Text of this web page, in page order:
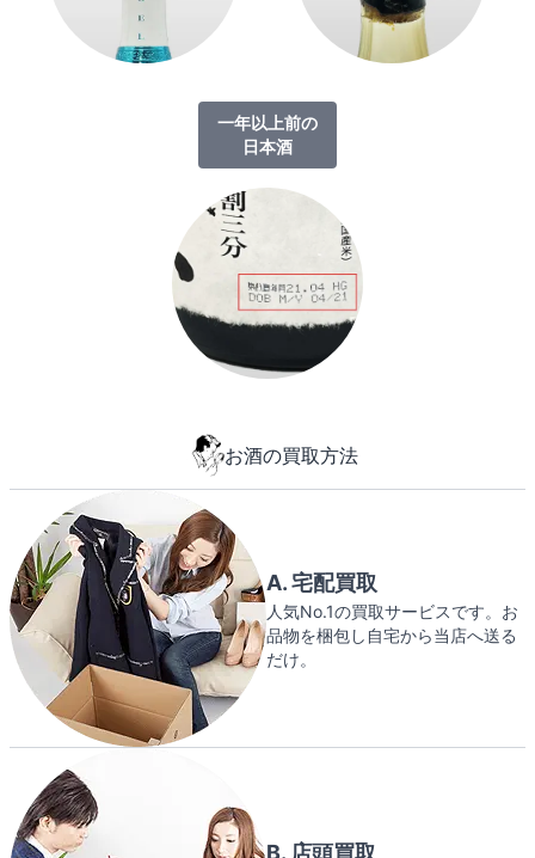
一年以上前の
日本酒
お酒の買取方法
A. 宅配買取
人気No.1の買取サービスです。お
品物を梱包し自宅から当店へ送る
だけ。
B. 店頭買取